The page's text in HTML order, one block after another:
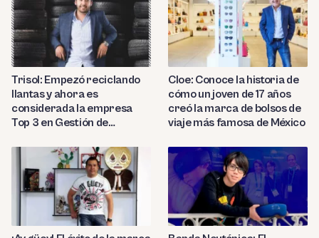
Trisol: Empezó reciclando
llantas y ahora es
considerada la empresa
Top 3 en Gestión de
Cloe: Conoce la historia de
cómo un joven de 17 años
creó la marca de bolsos de
viaje más famosa de México